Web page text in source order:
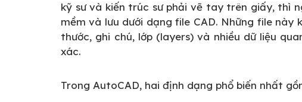
kỹ sư và kiến trúc sư phải vẽ tay trên giấy, thì
mềm và lưu dưới dạng file CAD. Những file này
thước, ghi chú, lớp (layers) và nhiều dữ liệu
xác.
Trong AutoCAD, hai định dạng phổ biến nhất